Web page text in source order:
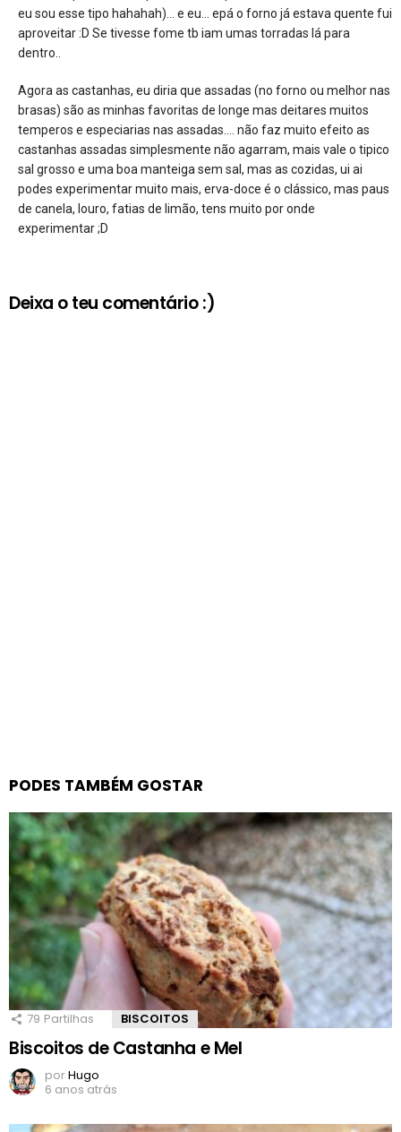
eu sou esse tipo hahahah)… e eu… epá o forno já estava quente fui
aproveitar :D Se tivesse fome tb iam umas torradas lá para
dentro..
Agora as castanhas, eu diria que assadas (no forno ou melhor nas
brasas) são as minhas favoritas de longe mas deitares muitos
temperos e especiarias nas assadas…. não faz muito efeito as
castanhas assadas simplesmente não agarram, mais vale o tipico
sal grosso e uma boa manteiga sem sal, mas as cozidas, ui ai
podes experimentar muito mais, erva-doce é o clássico, mas paus
de canela, louro, fatias de limão, tens muito por onde
experimentar ;D
Deixa o teu comentário :)
PODES TAMBÉM GOSTAR
79 Partilhas BISCOITOS
Biscoitos de Castanha e Mel
porHugo
6 anos atrás